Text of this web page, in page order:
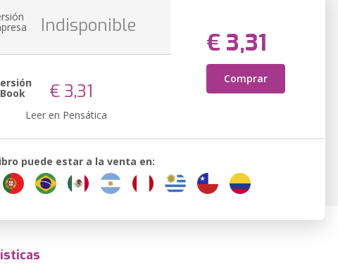
Indisponible
€ 3,31
Comprar
€ 3,31
Leer en Pensática
puede estar a la venta en: